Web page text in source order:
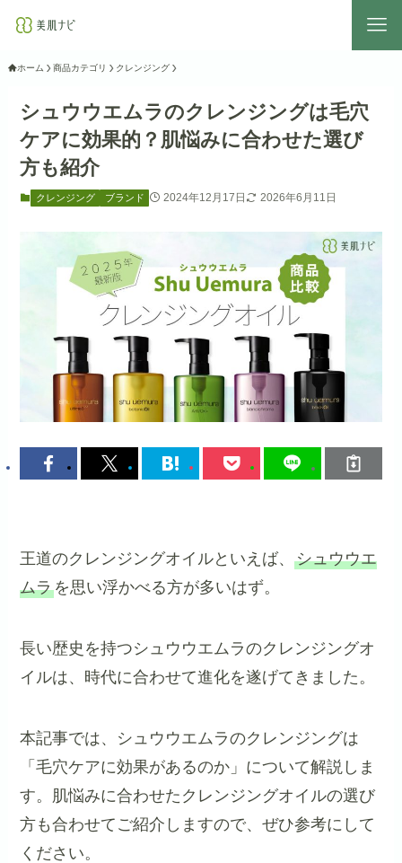
ホーム 商品カテゴリ クレンジング
シュウウエムラのクレンジングは毛穴
ケアに効果的？肌悩みに合わせた選び
方も紹介
クレンジング ブランド 2024年12月17日 2026年6月11日
王道のクレンジングオイルといえば、シュウウエ
ムラを思い浮かべる方が多いはず。
長い歴史を持つシュウウエムラのクレンジングオ
イルは、時代に合わせて進化を遂げてきました。
本記事では、シュウウエムラのクレンジングは
「毛穴ケアに効果があるのか」について解説しま
す。肌悩みに合わせたクレンジングオイルの選び
方も合わせてご紹介しますので、ぜひ参考にして
ください。